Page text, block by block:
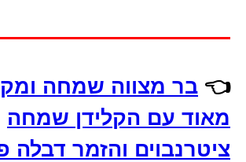
👈 בר מצווה שמחה
מאוד עם הקלידן שמחה
ציטרנבוים והזמר דבלה